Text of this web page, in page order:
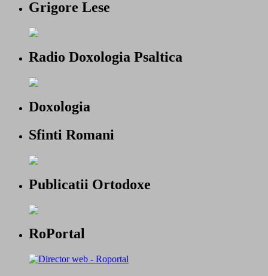
Grigore Lese
Radio Doxologia Psaltica
Doxologia
Sfinti Romani
Publicatii Ortodoxe
RoPortal